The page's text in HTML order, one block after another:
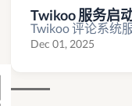
Twikoo 服务启
Twikoo 评论系统
Dec 01, 2025